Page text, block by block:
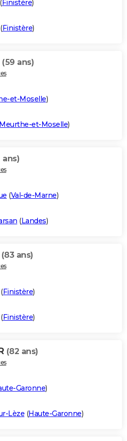
( Finistère)
(Finistère)
(59 ans)
et-Moselle)
et-Moselle)
ans)
(Val-de-Marne)
(Landes)
(83 ans)
(Finistère)
(Finistère)
(82 ans)
Garonne)
Lèze (Haute-Garonne)